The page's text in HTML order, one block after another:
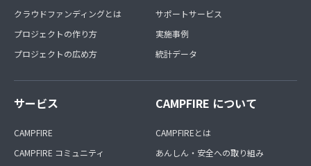
クラウドファンディングとは
プロジェクトの作り方
プロジェクトの広め方
サポートサービス
実施事例
統計データ
サービス
CAMPFIRE
CAMPFIRE コミュニティ
CAMPFIRE について
CAMPFIREとは
あんしん・安全への取り組み